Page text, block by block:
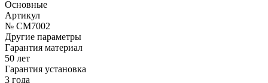
Основные
Артикул
№ CM7002
Другие параметры
Гарантия материал
50 лет
Гарантия установка
3 года